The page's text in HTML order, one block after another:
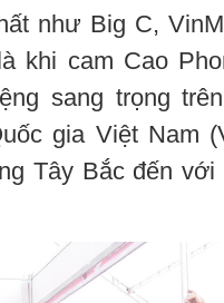
như Big C,
khi cam Cao
sang trọng
gia Việt Nam
Tây Bắc đến